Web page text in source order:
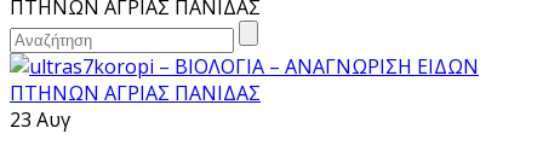
ΠΤΗΝΩΝ ΑΓΡΙΑΣ ΠΑΝΙΔΑΣ
23 Αυγ